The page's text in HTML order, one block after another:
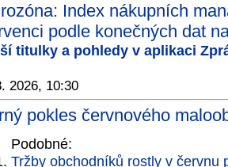
Index nákupních
podle konečných dat
titulky a pohledy v aplikaci
2026, 10:30
pokles červnového
Podobné:
Tržby obchodníků rostly v červnu